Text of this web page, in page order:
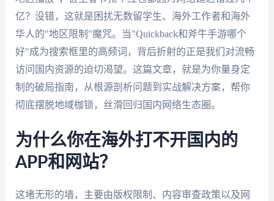
亿？没错，这就是困扰无数留学生、海外工作者和海外
华人的"地区限制"魔咒。当"Quickback和斧牛手游哪个
好"成为搜索框里的高频词，背后折射的正是我们对流畅
访问国内资源的迫切渴望。这篇文章，就是为你量身定
制的破局指南，从根源剖析问题到实战解决方案，帮你
彻底摆脱地域枷锁，丝滑回归国内网络生态圈。
为什么你在海外打不开国内的
APP和网站？
这堵无形的墙，主要由版权限制、内容审查政策以及网